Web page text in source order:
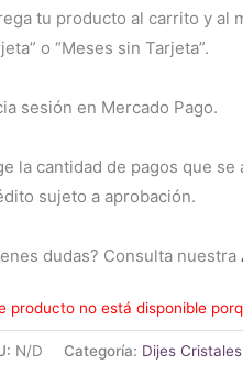
tu producto al carrito y al
o “Meses sin Tarjeta”.
sesión en Mercado Pago.
la cantidad de pagos que se
sujeto a aprobación.
dudas? Consulta nuestra
producto no está disponible
N/D Categoría: Dijes Cristales